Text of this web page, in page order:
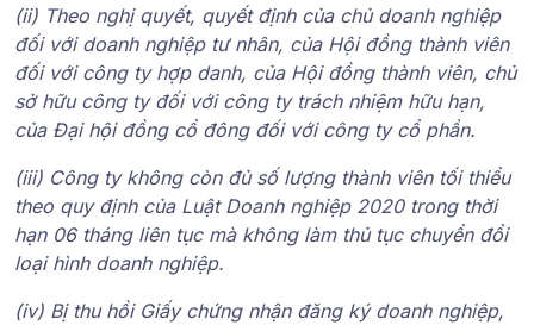
(ii) Theo nghị quyết, quyết định của chủ doanh nghiệp
đối với doanh nghiệp tư nhân, của Hội đồng thành viên
đối với công ty hợp danh, của Hội đồng thành viên, chủ
sở hữu công ty đối với công ty trách nhiệm hữu hạn,
của Đại hội đồng cổ đông đối với công ty cổ phần.
(iii) Công ty không còn đủ số lượng thành viên tối thiểu
theo quy định của Luật Doanh nghiệp 2020 trong thời
hạn 06 tháng liên tục mà không làm thủ tục chuyển đổi
loại hình doanh nghiệp.
(iv) Bị thu hồi Giấy chứng nhận đăng ký doanh nghiệp,